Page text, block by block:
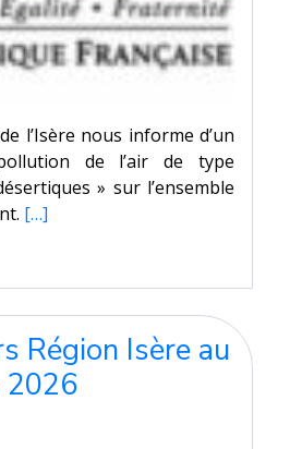
l’Isère nous informe d’un
de l’air de type
» sur l’ensemble
[…]
Région Isère au
2026